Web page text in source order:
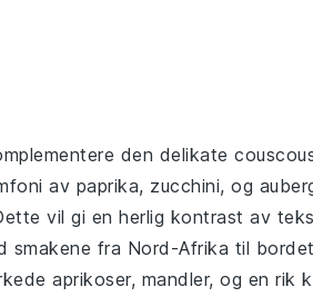
den delikate
av paprika, zucchini, og
vil gi en herlig kontrast av
smakene fra Nord-Afrika til
aprikoser, mandler, og en rik